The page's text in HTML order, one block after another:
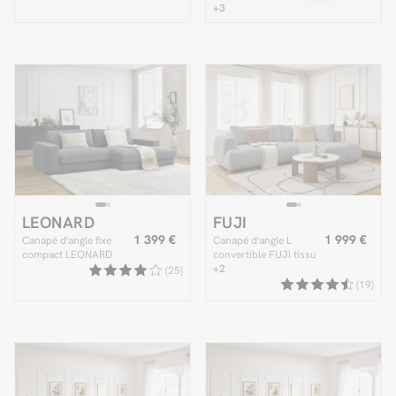
+3
LEONARD
Canapé d'angle fixe
compact LEONARD
1 399 €
(25)
FUJI
Canapé d'angle L
convertible FUJI tissu
bouclette
1 999 €
+2
(19)